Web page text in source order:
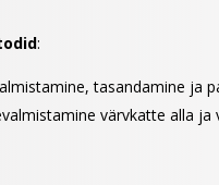
:
tasandamine ja
värvkatte alla ja